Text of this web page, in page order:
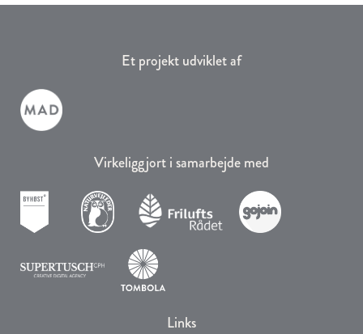
Et projekt udviklet af
Virkeliggjort i samarbejde med
Links